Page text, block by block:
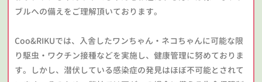
ブルへの備えをご理解頂いております。
Coo&RIKUでは、入舎したワンちゃん・ネコちゃんに可能な限
り駆虫・ワクチン接種などを実施し、健康管理に努めておりま
す。しかし、潜伏している感染症の発見はほぼ不可能とされて